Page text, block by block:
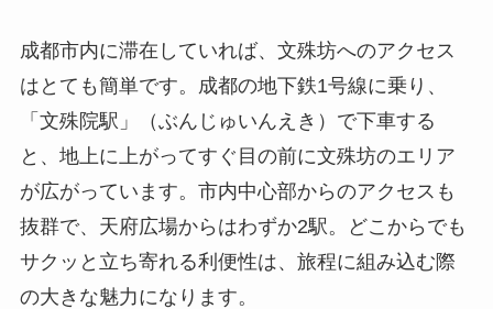
成都市内に滞在していれば、文殊坊へのアクセス
はとても簡単です。成都の地下鉄1号線に乗り、
「文殊院駅」（ぶんじゅいんえき）で下車する
と、地上に上がってすぐ目の前に文殊坊のエリア
が広がっています。市内中心部からのアクセスも
抜群で、天府広場からはわずか2駅。どこからでも
サクッと立ち寄れる利便性は、旅程に組み込む際
の大きな魅力になります。